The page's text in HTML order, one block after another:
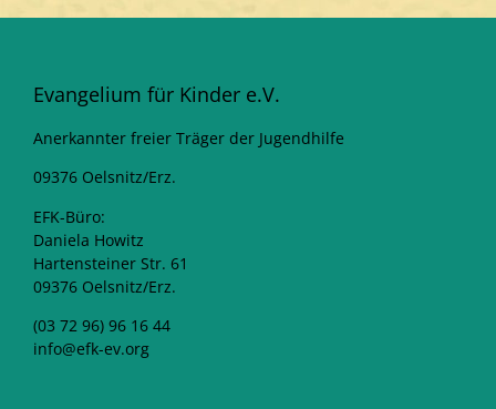
Evangelium für Kinder e.V.
Anerkannter freier Träger der Jugendhilfe
09376 Oelsnitz/Erz.
EFK-Büro:
Daniela Howitz
Hartensteiner Str. 61
09376 Oelsnitz/Erz.
(03 72 96) 96 16 44
info@efk-ev.org